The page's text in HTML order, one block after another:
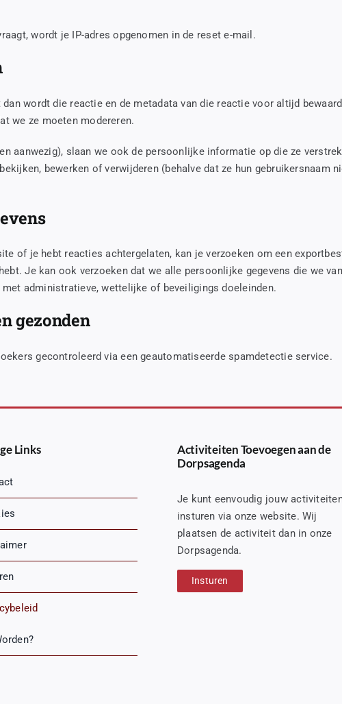
wordt je IP-adres opgenomen in de reset e-mail.
wordt die reactie en de metadata van die reactie voor altijd
we ze moeten modereren.
aanwezig), slaan we ook de persoonlijke informatie op die ze
bewerken of verwijderen (behalve dat ze hun gebruikersnaam
of je hebt reacties achtergelaten, kan je verzoeken om een
Je kan ook verzoeken dat we alle persoonlijke gegevens die we
administratieve, wettelijke of beveiligings doeleinden.
gezonden
gecontroleerd via een geautomatiseerde spamdetectie service.
Links
Activiteiten Toevoegen aan de
Dorpsagenda
Je kunt eenvoudig jouw
insturen via onze website. Wij
plaatsen de activiteit dan in onze
Dorpsagenda.
Insturen